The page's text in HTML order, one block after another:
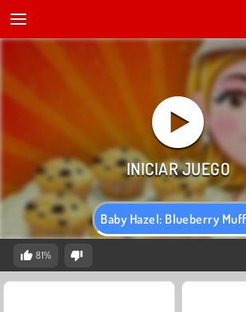
Baby Hazel: Blueberry
81%